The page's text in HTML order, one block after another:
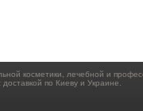
косметики, лечебной и
по Киеву и Украине.